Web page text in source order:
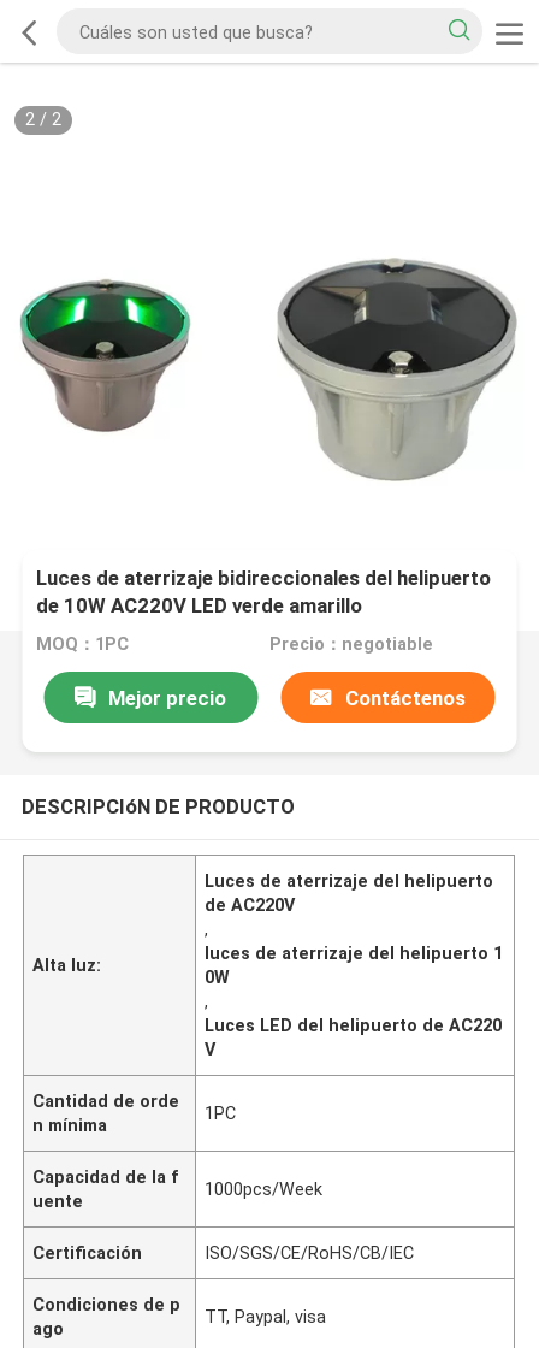
2/ 2
Luces de aterrizaje bidireccionales del helipuerto
de 10W AC220V LED verde amarillo
MOQ：1PC Precio：negotiable
Mejor precio Contáctenos
DESCRIPCIóN DE PRODUCTO
Alta luz:
Luces de aterrizaje del helipuerto
de AC220V
,
luces de aterrizaje del helipuerto 1
0W
,
Luces LED del helipuerto de AC220
V
Cantidad de orde
n mínima
1PC
Capacidad de la f
uente
1000pcs/Week
Certificación ISO/SGS/CE/RoHS/CB/IEC
Condiciones de p
ago
TT, Paypal, visa